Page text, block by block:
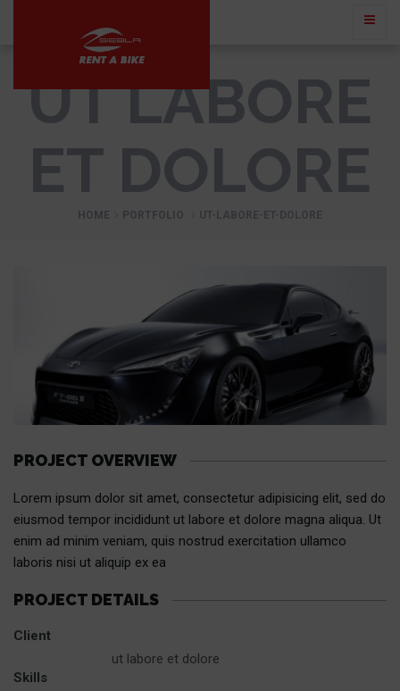
UT LABORE
ET DOLORE
HOME PORTFOLIO UT-LABORE-ET-DOLORE
PROJECT OVERVIEW
Lorem ipsum dolor sit amet, consectetur adipisicing elit, sed do
eiusmod tempor incididunt ut labore et dolore magna aliqua. Ut
enim ad minim veniam, quis nostrud exercitation ullamco
laboris nisi ut aliquip ex ea
PROJECT DETAILS
Client
ut labore et dolore
Skills